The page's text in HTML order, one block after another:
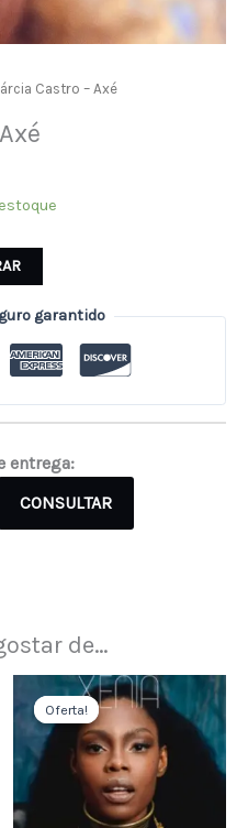
Castro – Axé
garantido
entrega:
CONSULTAR
de…
Oferta!
Oferta!
O
preço
original
era:
R$400.00.
O
preço
atual
R$390.00.